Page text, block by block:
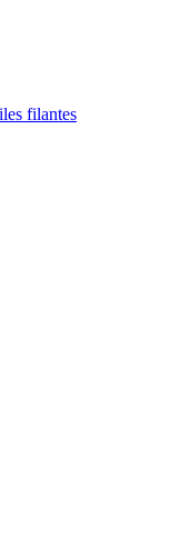
filantes